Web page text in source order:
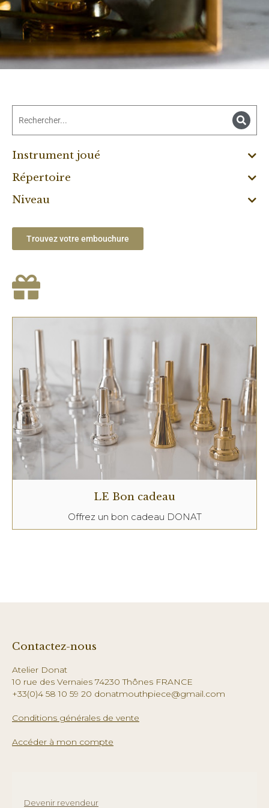
Instrument joué
Répertoire
Niveau
Trouvez votre embouchure
LE Bon cadeau
Offrez un bon cadeau DONAT
Contactez-nous
Atelier Donat
10 rue des Vernaies 74230 Thônes FRANCE
+33(0)4 58 10 59 20 donatmouthpiece@gmail.com
Conditions générales de vente
Accéder à mon compte
Devenir revendeur